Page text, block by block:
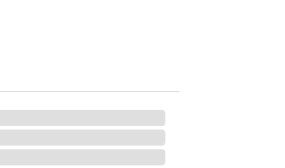
クリームシャンプー。 髪
の成長サイクルをサポー